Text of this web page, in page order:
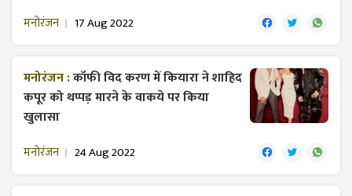
मनोरंजन 17 Aug 2022
मनोरंजन :कॉफी विद करण में कियारा ने शाहिद
कपूर को थप्पड़ मारने के वाकये पर किया
खुलासा
मनोरंजन 24 Aug 2022